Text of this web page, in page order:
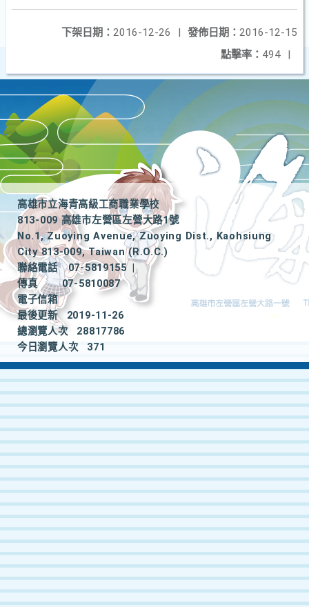
發佈日期： 2016-12-15
下架日期： 2016-12-26
|
點擊率： 494 |
高雄市立海青高級工商職業學校
813-009 高雄市左營區左營大路1號
No.1, Zuoying Avenue, Zuoying Dist., Kaohsiung
City 813-009, Taiwan (R.O.C.)
聯絡電話
07-5819155
|
傳真
07-5810087
電子信箱
最後更新
2019-11-26
總瀏覽人次
28817786
今日瀏覽人次
371